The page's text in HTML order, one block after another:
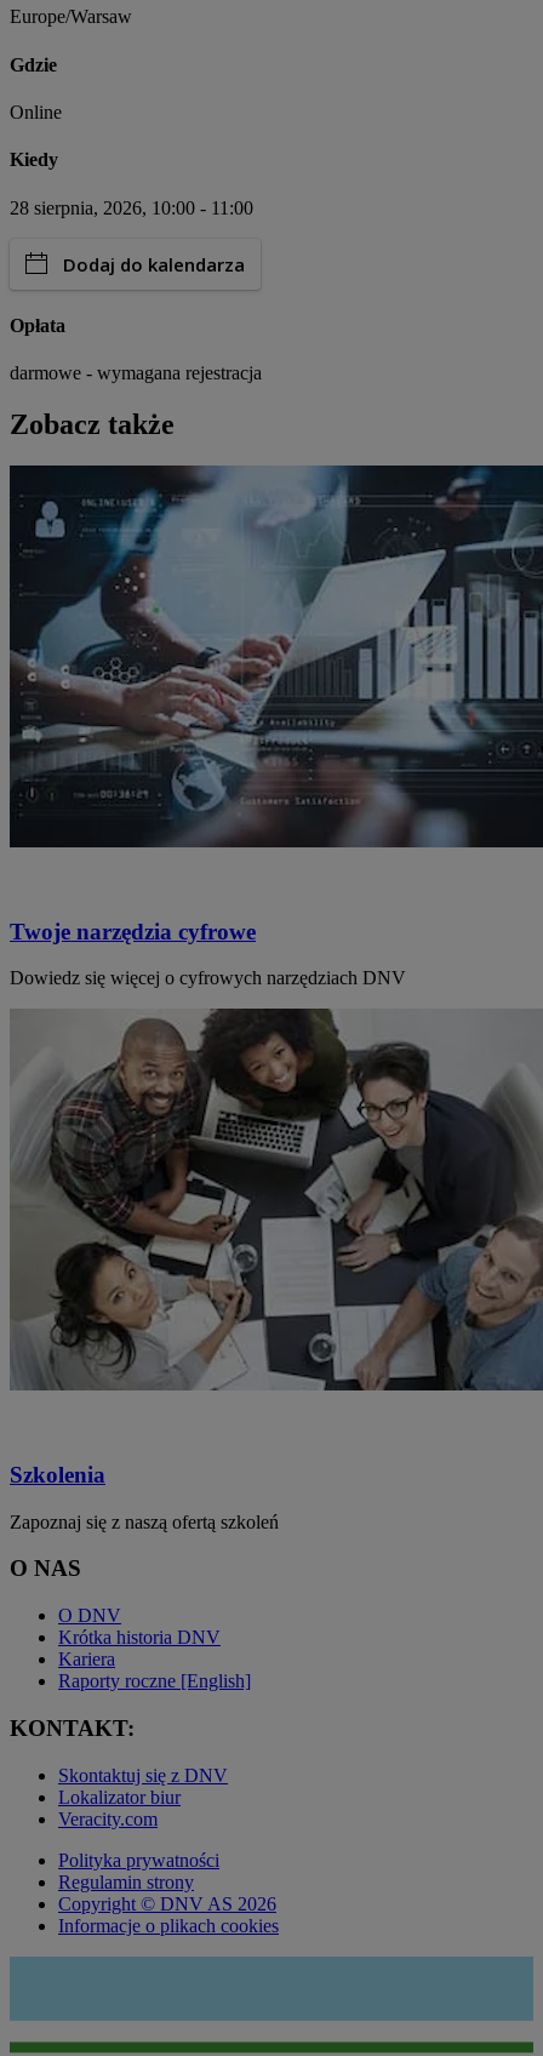
Europe/Warsaw
Gdzie
Online
Kiedy
28 sierpnia, 2026, 10:00 - 11:00
Dodaj do kalendarza
Opłata
darmowe - wymagana rejestracja
Zobacz także
Twoje narzędzia cyfrowe
Dowiedz się więcej o cyfrowych narzędziach DNV
Szkolenia
Zapoznaj się z naszą ofertą szkoleń
O NAS
O DNV
Krótka historia DNV
Kariera
Raporty roczne [English]
KONTAKT:
Skontaktuj się z DNV
Lokalizator biur
Veracity.com
Polityka prywatności
Regulamin strony
Copyright © DNV AS 2026
Informacje o plikach cookies